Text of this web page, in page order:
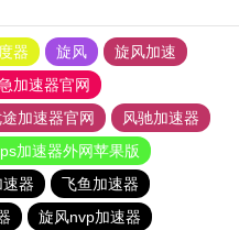
器 旋风
旋风加速
加速器官网
加速器官网
风驰加速器
加速器外网苹果版
速器
飞鱼加速器
旋风nvp加速器